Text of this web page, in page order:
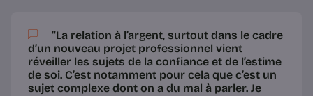
“La relation à l’argent, surtout dans le cadre
d’un nouveau projet professionnel vient
réveiller les sujets de la confiance et de l’estime
de soi. C’est notamment pour cela que c’est un
sujet complexe dont on a du mal à parler. Je